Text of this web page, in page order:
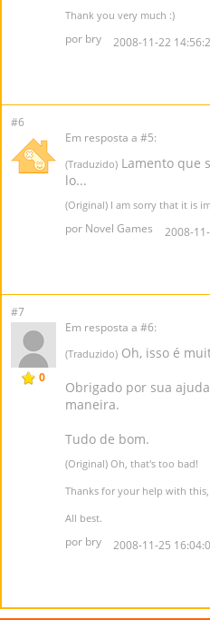
Thank you very much :)
por bry 2008-11-22
#6
Em resposta a #5:
(Traduzido) Lamento que
lo...
(Original) I am sorry that it is
por Novel Games 2008-
#7
0
Em resposta a #6:
(Traduzido) Oh, isso é
Obrigado por sua
maneira.
Tudo de bom.
(Original) Oh, that's too bad!
Thanks for your help with
All best.
por bry 2008-11-25